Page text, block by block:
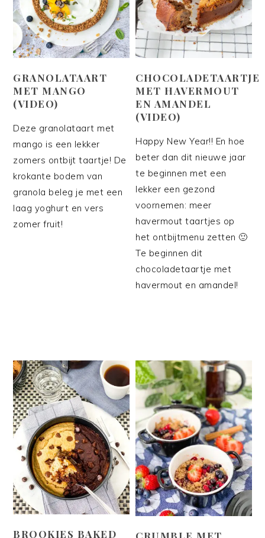
GRANOLATAART
MET MANGO
(VIDEO)
Deze granolataart met
mango is een lekker
zomers ontbijt taartje! De
krokante bodem van
granola beleg je met een
laag yoghurt en vers
zomer fruit!
CHOCOLADETAARTJE
MET HAVERMOUT
EN AMANDEL
(VIDEO)
Happy New Year!! En hoe
beter dan dit nieuwe jaar
te beginnen met een
lekker een gezond
voornemen: meer
havermout taartjes op
het ontbijtmenu zetten 🙂
Te beginnen dit
chocoladetaartje met
havermout en amandel!
BROOKIES BAKED CRUMBLE MET